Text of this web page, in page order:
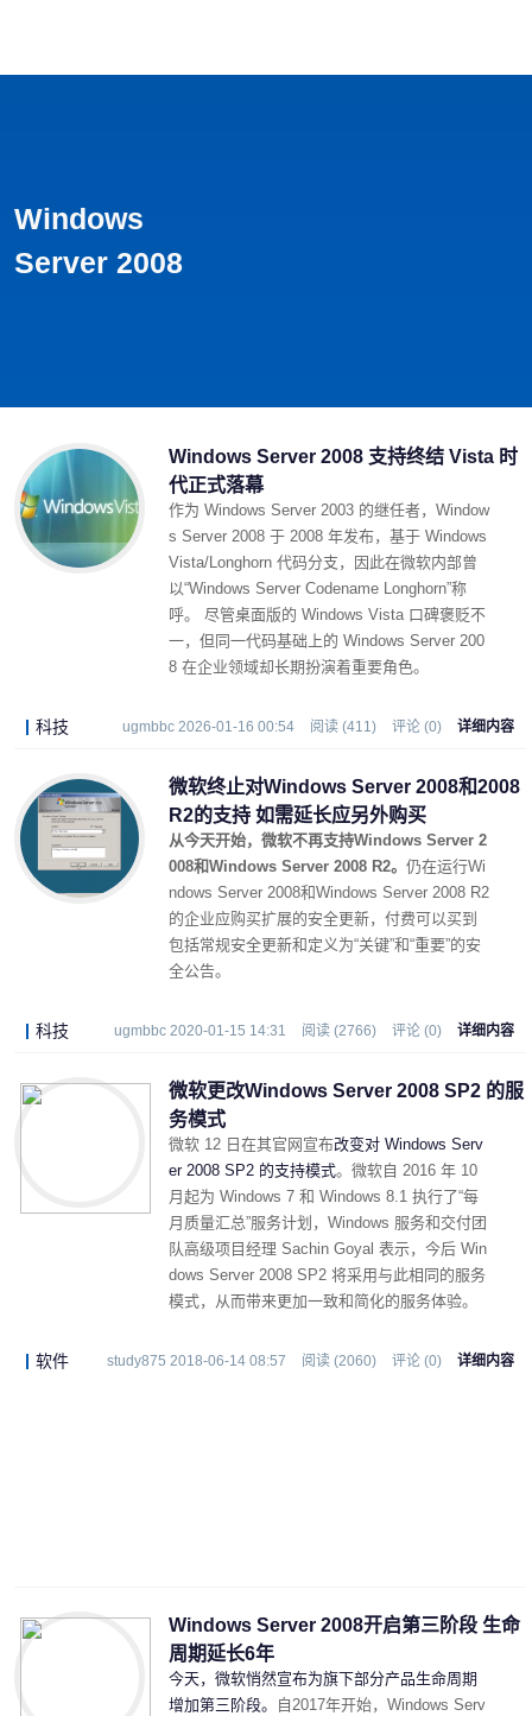
Windows
Server 2008
Windows Server 2008 支持终结 Vista 时
代正式落幕 ​
作为 Windows Server 2003 的继任者，Window
s Server 2008 于 2008 年发布，基于 Windows
Vista/Longhorn 代码分支，因此在微软内部曾
以“Windows Server Codename Longhorn”称
呼。 尽管桌面版的 Windows Vista 口碑褒贬不
一，但同一代码基础上的 Windows Server 200
8 在企业领域却长期扮演着重要角色。
科技 ugmbbc 2026-01-16 00:54 阅读 (411) 评论 (0) 详细内容
微软终止对Windows Server 2008和2008
R2的支持 如需延长应另外购买
从今天开始，微软不再支持Windows Server 2
008和Windows Server 2008 R2。 仍在运行Wi
ndows Server 2008和Windows Server 2008 R2
的企业应购买扩展的安全更新，付费可以买到
包括常规安全更新和定义为“关键”和“重要”的安
全公告。
科技 ugmbbc 2020-01-15 14:31 阅读 (2766) 评论 (0) 详细内容
微软更改Windows Server 2008 SP2 的服
务模式
微软 12 日在其官网宣布改变对 Windows Serv
er 2008 SP2 的支持模式。微软自 2016 年 10
月起为 Windows 7 和 Windows 8.1 执行了“每
月质量汇总”服务计划，Windows 服务和交付团
队高级项目经理 Sachin Goyal 表示，今后 Win
dows Server 2008 SP2 将采用与此相同的服务
模式，从而带来更加一致和简化的服务体验。
软件 study875 2018-06-14 08:57 阅读 (2060) 评论 (0) 详细内容
Windows Server 2008开启第三阶段 生命
周期延长6年
今天，微软悄然宣布为旗下部分产品生命周期
增加第三阶段。
自2017年开始，Windows Serv